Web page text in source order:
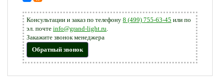
Консультации и заказ по телефону 8 (499) 755-63-45 или по
эл. почте info@grand-light.ru.
Закажите звонок менеджера
Обратный звонок